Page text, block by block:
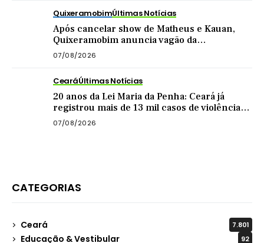
QuixeramobimÚltimas Notícias
Após cancelar show de Matheus e Kauan,
Quixeramobim anuncia vagão da
Transnordestina como atração de
aniversário do município
07/08/2026
CearáÚltimas Notícias
20 anos da Lei Maria da Penha: Ceará já
registrou mais de 13 mil casos de violência
contra mulher este ano
07/08/2026
CATEGORIAS
Ceará 7.801
Educação & Vestibular 92